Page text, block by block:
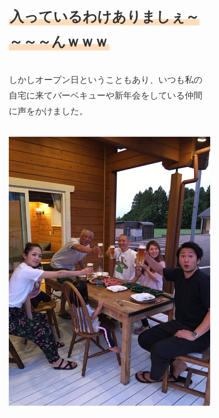
入っているわけありましぇ～
～～～んｗｗｗ
しかしオープン日ということもあり、いつも私の
自宅に来てバーベキューや新年会をしている仲間
に声をかけました。